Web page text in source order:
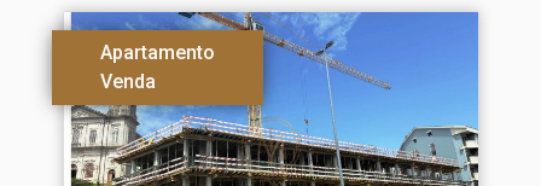
Apartamento
Venda